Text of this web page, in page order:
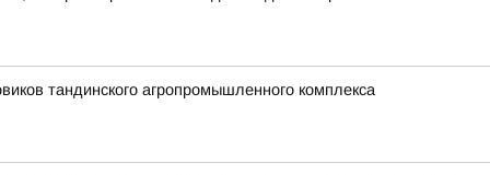
тандинского агропромышленного комплекса